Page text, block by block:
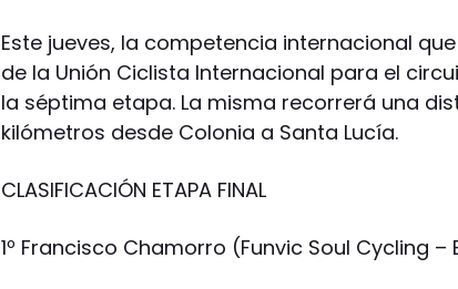
Este jueves, la competencia internacional
de la Unión Ciclista Internacional para el
la séptima etapa. La misma recorrerá una
kilómetros desde Colonia a Santa Lucía.
CLASIFICACIÓN ETAPA FINAL
1º Francisco Chamorro (Funvic Soul Cycling –